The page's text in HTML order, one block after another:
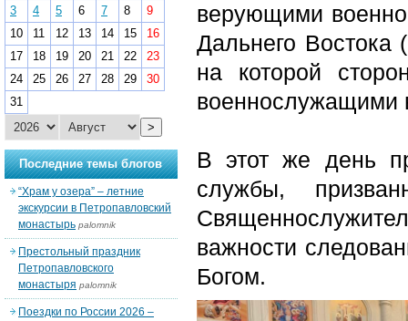
верующими
Дальнего
на которой
военнослужащими
В этот же день
службы,
важности
Богом.
3
4 5 6 7 8
9
10
11 12 13 14 15
16
17
18 19 20 21 22
23
24
25 26 27 28 29
30
31
>
Последние темы блогов
“Храм у озера” – летние
экскурсии в Петропавловский
монастырь palomnik
Престольный праздник
Петропавловского
монастыря palomnik
Поездки по России 2026 –